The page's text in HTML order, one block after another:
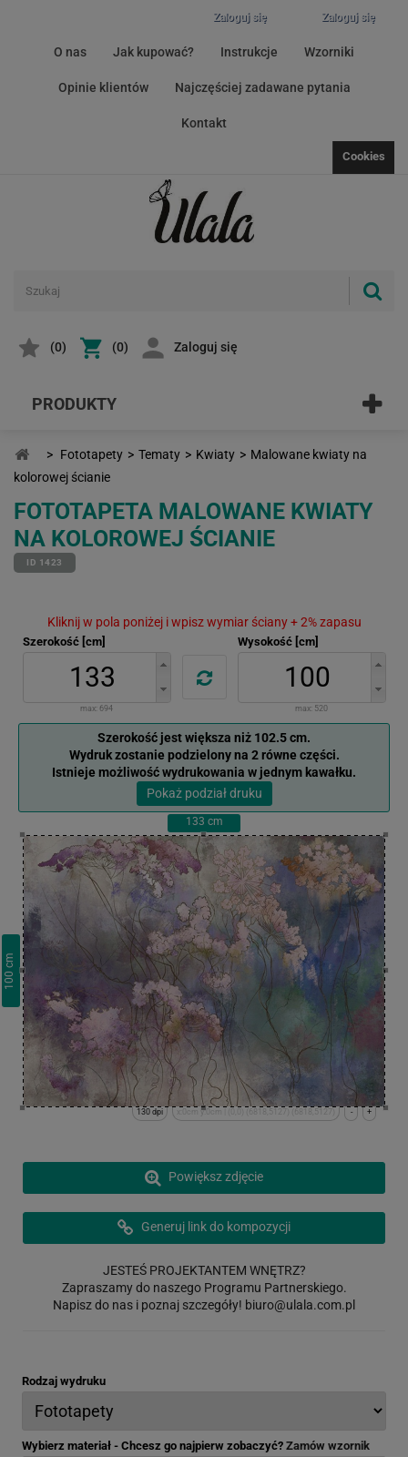
Zaloguj się
Zaloguj się
O nas Jak kupować? Instrukcje Wzorniki
Opinie klientów Najczęściej zadawane pytania
Kontakt
Cookies
(0) (0) Zaloguj się
PRODUKTY
> Fototapety > Tematy > Kwiaty > Malowane kwiaty na
kolorowej ścianie
FOTOTAPETA MALOWANE KWIATY
NA KOLOROWEJ ŚCIANIE
ID 1423
Kliknij w pola poniżej i wpisz wymiar ściany + 2% zapasu
Szerokość [cm]
max: 694
Wysokość [cm]
max: 520
Szerokość jest większa niż 102.5 cm.
Wydruk zostanie podzielony na 2 równe części.
Istnieje możliwość wydrukowania w jednym kawałku.
Pokaż podział druku
133 cm
100
cm
+
-
x:0cm y:0cm | (0,0) (6818,5127) (6818,5127)
130 dpi
Powiększ zdjęcie
Generuj link do kompozycji
JESTEŚ PROJEKTANTEM WNĘTRZ?
Zapraszamy do naszego Programu Partnerskiego.
Napisz do nas i poznaj szczegóły! biuro@ulala.com.pl
Rodzaj wydruku
Wybierz materiał - Chcesz go najpierw zobaczyć? Zamów wzornik